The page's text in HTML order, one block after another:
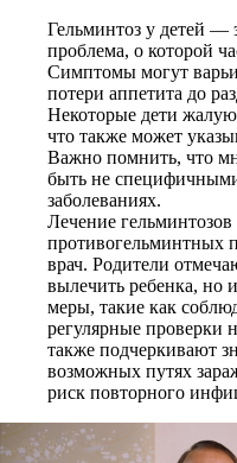
Гельминтоз у детей —
проблема, о которой
Симптомы могут
потери аппетита до
Некоторые дети
что также может
Важно помнить, что
быть не
заболеваниях.
Лечение
противогельминтных
врач. Родители
вылечить ребенка, но
меры, такие как
регулярные проверки
также подчеркивают
возможных путях
риск повторного